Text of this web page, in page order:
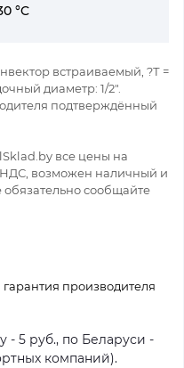
°C
встраиваемый, ?Т =
диаметр: 1/2".
подтверждённый
все цены на
возможен наличный и
сообщайте
производителя
- 5 руб., по Беларуси -
компаний).